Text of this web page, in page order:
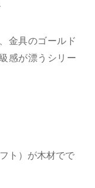
金具のゴールド
感が漂うシリー
ト）が木材でで